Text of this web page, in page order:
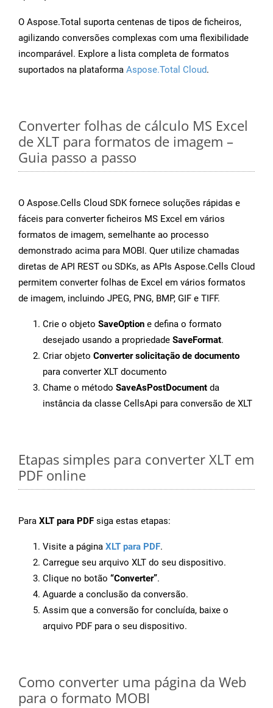
O Aspose.Total suporta centenas de tipos de ficheiros,
agilizando conversões complexas com uma flexibilidade
incomparável. Explore a lista completa de formatos
suportados na plataforma Aspose.Total Cloud.
Converter folhas de cálculo MS Excel
de XLT para formatos de imagem –
Guia passo a passo
O Aspose.Cells Cloud SDK fornece soluções rápidas e
fáceis para converter ficheiros MS Excel em vários
formatos de imagem, semelhante ao processo
demonstrado acima para MOBI. Quer utilize chamadas
diretas de API REST ou SDKs, as APIs Aspose.Cells Cloud
permitem converter folhas de Excel em vários formatos
de imagem, incluindo JPEG, PNG, BMP, GIF e TIFF.
Crie o objeto SaveOption e defina o formato
desejado usando a propriedade SaveFormat.
Criar objeto Converter solicitação de documento
para converter XLT documento
Chame o método SaveAsPostDocument da
instância da classe CellsApi para conversão de XLT
Etapas simples para converter XLT em
PDF online
Para XLT para PDF siga estas etapas:
Visite a página XLT para PDF.
Carregue seu arquivo XLT do seu dispositivo.
Clique no botão “Converter”.
Aguarde a conclusão da conversão.
Assim que a conversão for concluída, baixe o
arquivo PDF para o seu dispositivo.
Como converter uma página da Web
para o formato MOBI